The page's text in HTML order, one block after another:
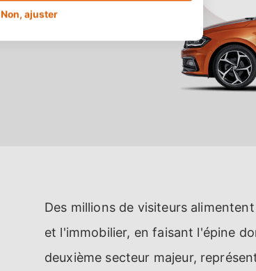
Des millions de visiteurs
et l'immobilier, en faisant l'épine
deuxième secteur majeur,
Non, ajuster